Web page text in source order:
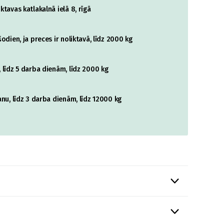
katlakalnā ielā 8, rīgā
ja preces ir noliktavā, līdz 2000 kg
5 darba dienām, līdz 2000 kg
līdz 3 darba dienām, līdz 12000 kg